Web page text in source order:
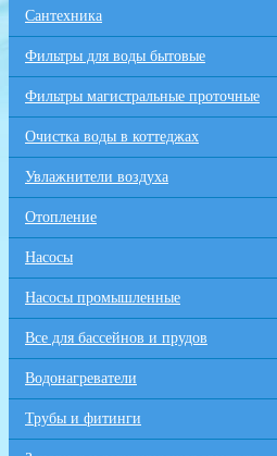
Сантехника
Фильтры для воды бытовые
Фильтры магистральные проточные
Очистка воды в коттеджах
Увлажнители воздуха
Отопление
Насосы
Насосы промышленные
Все для бaссейнов и прудов
Водонагреватели
Трубы и фитинги